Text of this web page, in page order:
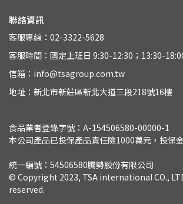
聯絡資訊
客服專線：02-3322-5628
客服時間：國定上班日 9:30-12:30；13:30-
信箱：info@tsagroup.com.tw
地址：新北市新莊區新北大道三段218號16樓
食品業者登錄字號：A-154506580-00000-1
本公司產品已投保產品責任險1000萬元，投保
統一編號：54506580騰勢股份有限公司
© Copyright 2023, TSA international CO.,
reserved.